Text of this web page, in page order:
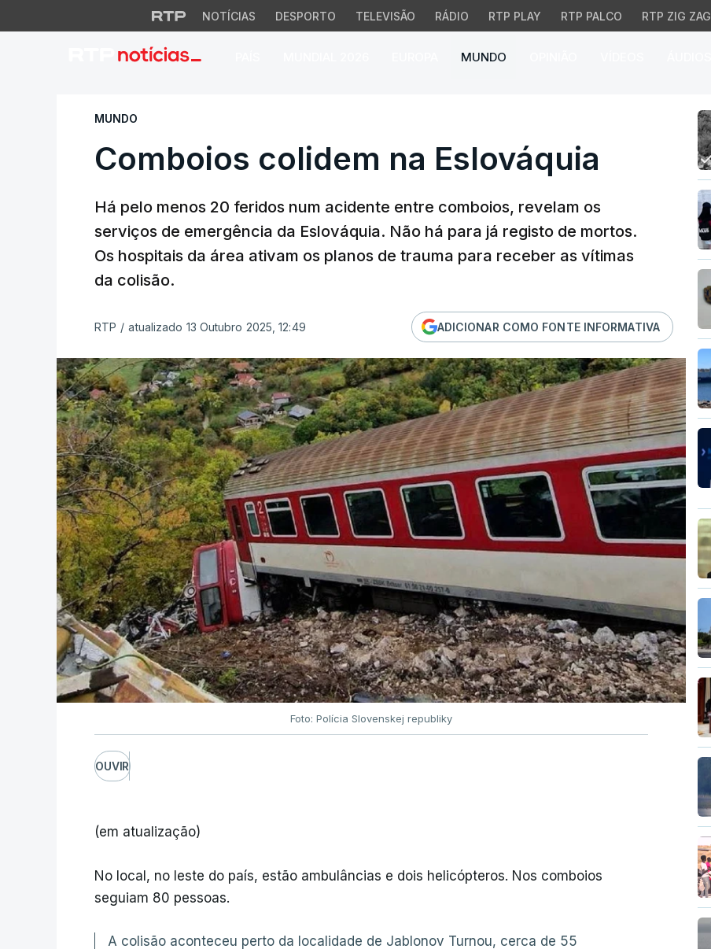
NOTÍCIAS DESPORTO TELEVISÃO RÁDIO RTP PLAY RTP PALCO RTP ZIG ZAG
MUNDO
Comboios colidem na Eslováquia
MUNDO
Comboios colidem na Eslováquia
Há pelo menos 20 feridos num acidente entre comboios, revelam os
serviços de emergência da Eslováquia. Não há para já registo de mortos.
Os hospitais da área ativam os planos de trauma para receber as vítimas
da colisão.
RTP / atualizado 13 Outubro 2025, 12:49 ADICIONAR COMO FONTE INFORMATIVA
Foto: Polícia Slovenskej republiky
OUVIR
(em atualização)
No local, no leste do país, estão ambulâncias e dois helicópteros. Nos comboios
seguiam 80 pessoas.
A colisão aconteceu perto da localidade de Jablonov Turnou, cerca de 55